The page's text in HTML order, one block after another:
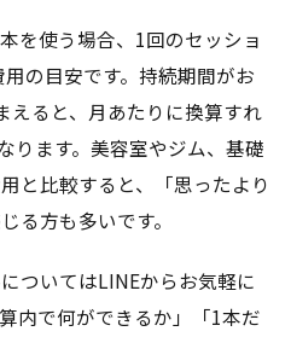
を使う場合、1回のセッショ
の目安です。持続期間がお
えると、月あたりに換算すれ
ります。美容室やジム、基礎
と比較すると、「思ったより
る方も多いです。
ついてはLINEからお気軽に
内で何ができるか」「1本だ